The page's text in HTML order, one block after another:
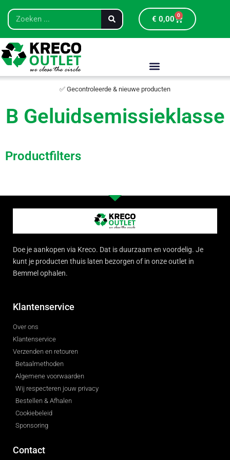
€ 0,00 0
✅ Gecontroleerde & nieuwe producten
B Geluidsemissieklasse
Productfilters
Doe je aankopen via Kreco. Dat is duurzaam en voordelig. Je
kunt je producten thuis laten bezorgen of in onze outlet in
Bemmel ophalen.
Klantenservice
Over ons
Klantenservice
Verzenden en retouren
Betaalmethoden
Algemene voorwaarden
Wij respecteren jouw privacy
Bestellen & Afhalen
Cookiebeleid
Sponsoring
Contact